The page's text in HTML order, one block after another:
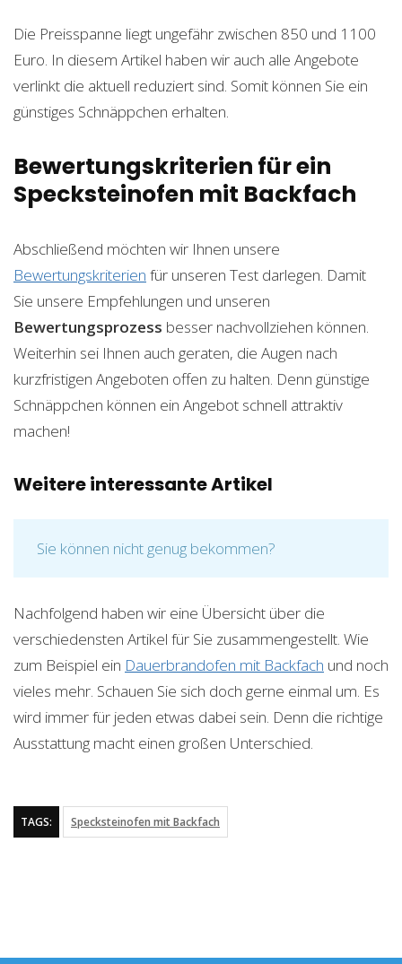
Die Preisspanne liegt ungefähr zwischen 850 und 1100
Euro. In diesem Artikel haben wir auch alle Angebote
verlinkt die aktuell reduziert sind. Somit können Sie ein
günstiges Schnäppchen erhalten.
Bewertungskriterien für ein
Specksteinofen mit Backfach
Abschließend möchten wir Ihnen unsere
Bewertungskriterien für unseren Test darlegen. Damit
Sie unsere Empfehlungen und unseren
Bewertungsprozess besser nachvollziehen können.
Weiterhin sei Ihnen auch geraten, die Augen nach
kurzfristigen Angeboten offen zu halten. Denn günstige
Schnäppchen können ein Angebot schnell attraktiv
machen!
Weitere interessante Artikel
Sie können nicht genug bekommen?
Nachfolgend haben wir eine Übersicht über die
verschiedensten Artikel für Sie zusammengestellt. Wie
zum Beispiel ein Dauerbrandofen mit Backfach und noch
vieles mehr. Schauen Sie sich doch gerne einmal um. Es
wird immer für jeden etwas dabei sein. Denn die richtige
Ausstattung macht einen großen Unterschied.
TAGS: Specksteinofen mit Backfach